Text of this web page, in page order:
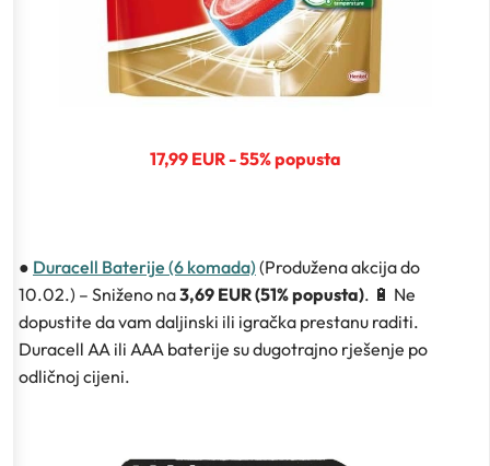
17,99 EUR - 55% popusta
● Duracell Baterije (6 komada) (Produžena akcija do
10.02.) – Sniženo na3,69 EUR (51% popusta). 🔋 Ne
dopustite da vam daljinski ili igračka prestanu raditi.
Duracell AA ili AAA baterije su dugotrajno rješenje po
odličnoj cijeni.